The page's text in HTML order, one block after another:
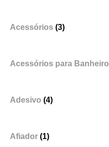
Acessórios (3)
Acessórios para Banheiro
Adesivo (4)
Afiador (1)